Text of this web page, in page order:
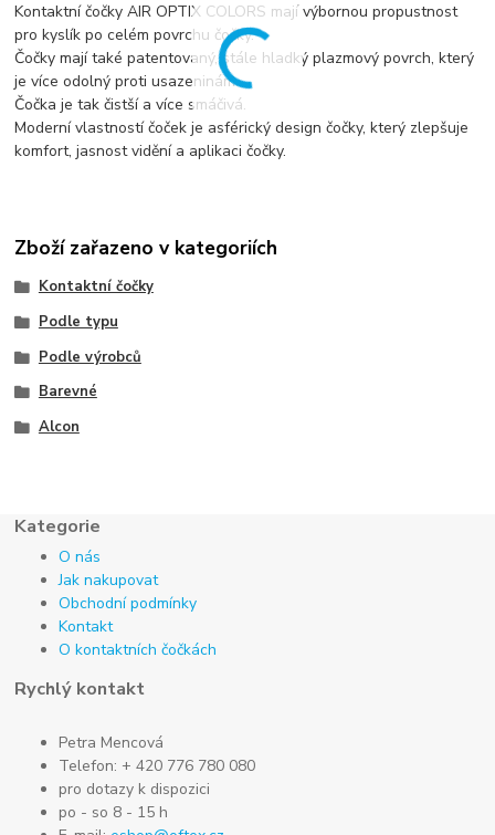
Kontaktní čočky AIR OPTIX COLORS mají výbornou propustnost
pro kyslík po celém povrchu čočky.
Čočky mají také patentovaný, stále hladký plazmový povrch, který
je více odolný proti usazeninám.
Čočka je tak čistší a více smáčivá.
Moderní vlastností čoček je asférický design čočky, který zlepšuje
komfort, jasnost vidění a aplikaci čočky.
Zboží zařazeno v kategoriích
Kontaktní čočky
Podle typu
Podle výrobců
Barevné
Alcon
Kategorie
O nás
Jak nakupovat
Obchodní podmínky
Kontakt
O kontaktních čočkách
Rychlý kontakt
Petra Mencová
Telefon: + 420 776 780 080
pro dotazy k dispozici
po - so 8 - 15 h